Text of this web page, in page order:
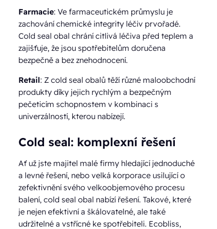
Farmacie: Ve farmaceutickém průmyslu je
zachování chemické integrity léčiv prvořadé.
Cold seal obal chrání citlivá léčiva před teplem a
zajišťuje, že jsou spotřebitelům doručena
bezpečně a bez znehodnocení.
Retail: Z cold seal obalů těží různé maloobchodní
produkty díky jejich rychlým a bezpečným
pečeticím schopnostem v kombinaci s
univerzálností, kterou nabízejí.
Cold seal: komplexní řešení
Ať už jste majitel malé firmy hledající jednoduché
a levné řešení, nebo velká korporace usilující o
zefektivnění svého velkoobjemového procesu
balení, cold seal obal nabízí řešení. Takové, které
je nejen efektivní a škálovatelné, ale také
udržitelné a vstřícné ke spotřebiteli. Ecobliss,